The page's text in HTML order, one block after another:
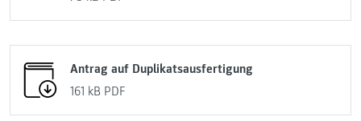
Antrag auf Duplikatsausfertigung
161 kB PDF